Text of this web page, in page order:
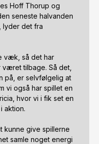
Hoff Thorup og
seneste halvanden
lyder det fra
væk, så det har
tilbage. Så det,
på, er selvfølgelig at
vi også har spillet en
hvor vi i fik set en
aktion.
kunne give spillerne
samle noget energi